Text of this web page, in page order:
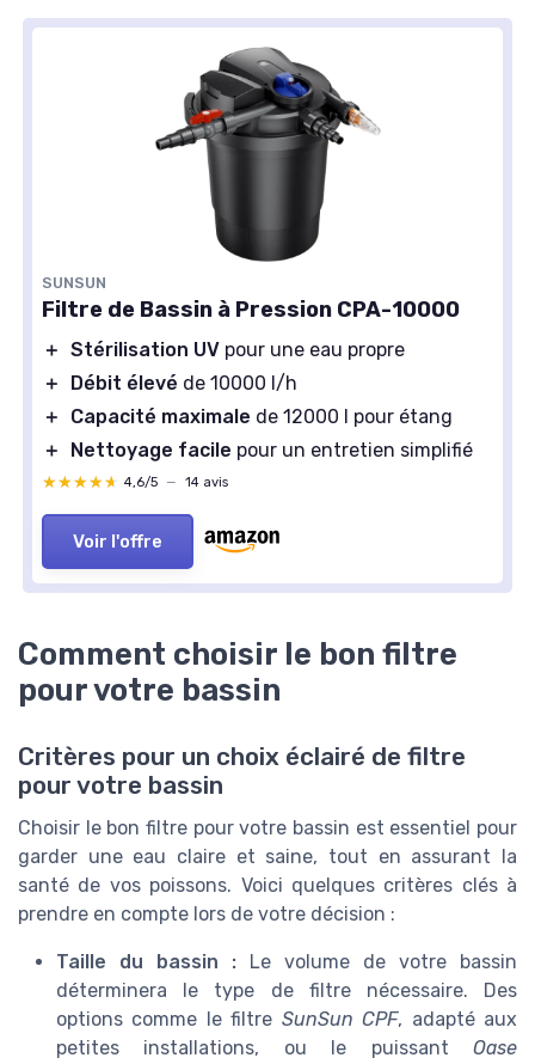
SUNSUN
Filtre de Bassin à Pression CPA-10000
＋ Stérilisation UV pour une eau propre
＋
Débit élevé de 10000 l/h
＋
Capacité maximale de 12000 l pour étang
＋
Nettoyage facile pour un entretien simplifié
★★★★★
★★★★★ 4,6/5 — 14 avis
Voir l'offre
Comment choisir le bon filtre
pour votre bassin
Critères pour un choix éclairé de filtre
pour votre bassin
Choisir le bon filtre pour votre bassin est essentiel pour
garder une eau claire et saine, tout en assurant la
santé de vos poissons. Voici quelques critères clés à
prendre en compte lors de votre décision :
Taille du bassin : Le volume de votre bassin
déterminera le type de filtre nécessaire. Des
options comme le filtre SunSun CPF, adapté aux
petites installations, ou le puissant Oase